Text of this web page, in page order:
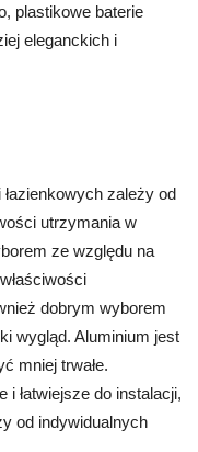
plastikowe baterie
eleganckich i
zależy od
utrzymania w
ze względu na
dobrym wyborem
wygląd. Aluminium jest
mniej trwałe.
i łatwiejsze do instalacji,
od indywidualnych